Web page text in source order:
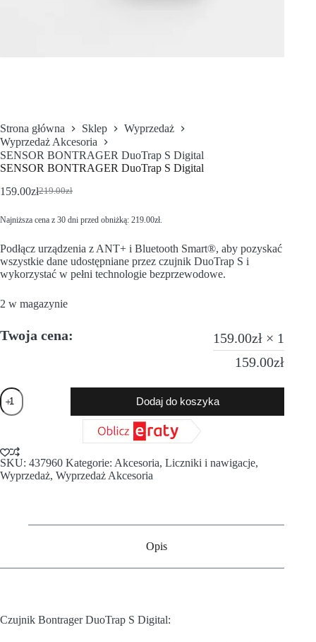
Strona główna Sklep
Wyprzedaż
Wyprzedaż Akcesoria
SENSOR BONTRAGER DuoTrap S Digital
SENSOR BONTRAGER DuoTrap S Digital
219.00zł
159.00zł
Najniższa cena z 30 dni przed obniżką: 219.00zł.
Podłącz urządzenia z ANT+ i Bluetooth Smart®, aby pozyskać
wszystkie dane udostępniane przez czujnik DuoTrap S i
wykorzystać w pełni technologie bezprzewodowe.
2 w magazynie
Twoja cena: 159.00zł × 1
159.00zł
Dodaj do koszyka
SKU: 437960 Kategorie: Akcesoria, Liczniki i nawigacje,
Wyprzedaż, Wyprzedaż Akcesoria
Opis
Czujnik Bontrager DuoTrap S Digital: